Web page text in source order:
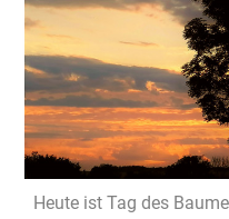
Heute ist Tag des